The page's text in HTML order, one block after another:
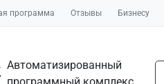
программа Отзывы Бизнесу
Автоматизированный